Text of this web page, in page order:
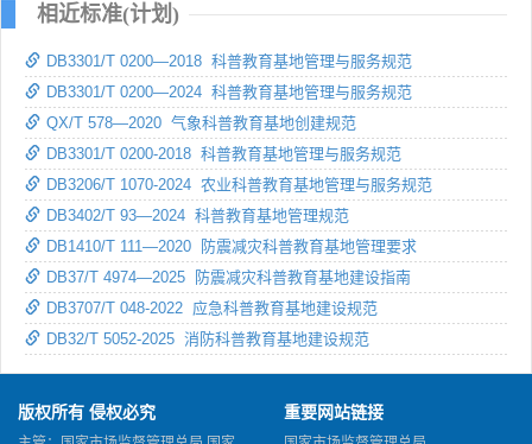
相近标准(计划)
DB3301/T 0200—2018 科普教育基地管理与服务规范
DB3301/T 0200—2024 科普教育基地管理与服务规范
QX/T 578—2020 气象科普教育基地创建规范
DB3301/T 0200-2018 科普教育基地管理与服务规范
DB3206/T 1070-2024 农业科普教育基地管理与服务规范
DB3402/T 93—2024 科普教育基地管理规范
DB1410/T 111—2020 防震减灾科普教育基地管理要求
DB37/T 4974—2025 防震减灾科普教育基地建设指南
DB3707/T 048-2022 应急科普教育基地建设规范
DB32/T 5052-2025 消防科普教育基地建设规范
版权所有 侵权必究 重要网站链接